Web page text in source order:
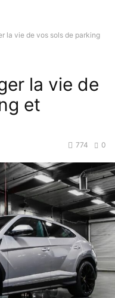
la vie de vos sols de parking
la vie de
et
0
774